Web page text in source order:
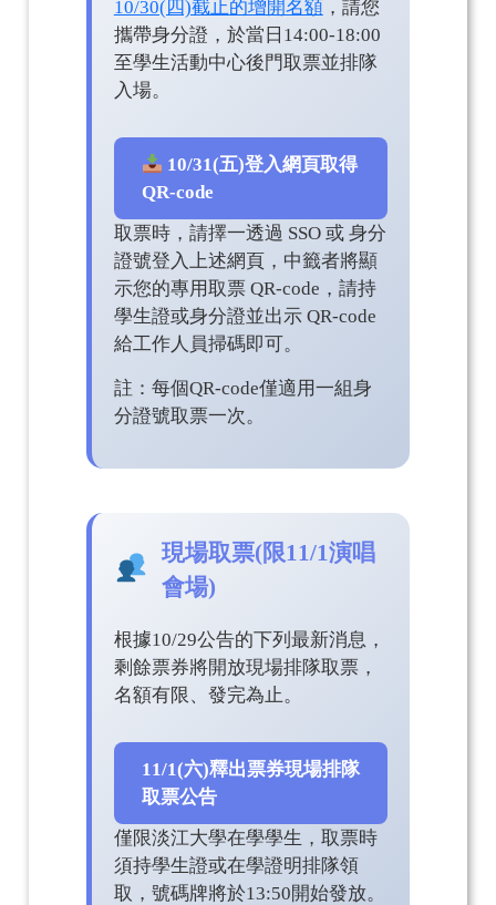
10/30(四)截止的增開名額 ，請您
攜帶身分證，於當日14:00-18:00
至學生活動中心後門取票並排隊
入場。
10/31(五)登入網頁取得
QR-code
取票時，請擇一透過 SSO 或 身分
證號登入上述網頁，中籤者將顯
示您的專用取票 QR-code，請持
學生證或身分證並出示 QR-code
給工作人員掃碼即可。
註：每個QR-code僅適用一組身
分證號取票一次。
現場取票(限11/1演唱
會場)
根據10/29公告的下列最新消息，
剩餘票券將開放現場排隊取票，
名額有限、發完為止。
11/1(六)釋出票券現場排隊
取票公告
僅限淡江大學在學學生，取票時
須持學生證或在學證明排隊領
取，號碼牌將於13:50開始發放。